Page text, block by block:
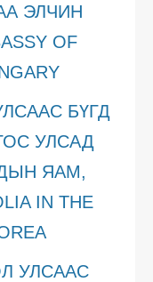
ЭЛЧИН
OF
БҮГД
УЛСАД
ЯАМ,
IN THE
УЛСААС